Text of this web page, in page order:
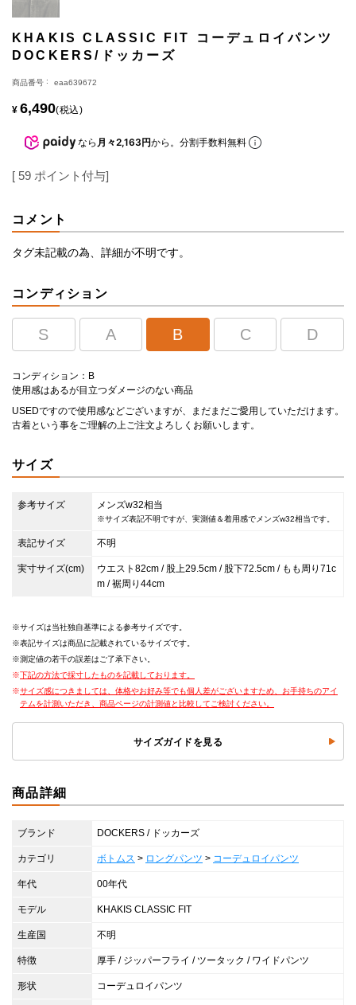
KHAKIS CLASSIC FIT コーデュロイパンツ
DOCKERS/ドッカーズ
商品番号 eaa639672
¥ 6,490 税込
なら 月々2,163円から。分割手数料無料
[ 59 ポイント付与]
コメント
タグ未記載の為、詳細が不明です。
コンディション
S A B C D
コンディション：B
使用感はあるが目立つダメージのない商品
USEDですので使用感などございますが、まだまだご愛用していただけます。
古着という事をご理解の上ご注文よろしくお願いします。
サイズ
参考サイズ メンズw32相当
※サイズ表記不明ですが、実測値＆着用感でメンズw32相当です。
表記サイズ 不明
実寸サイズ(cm)
ウエスト82cm / 股上29.5cm / 股下72.5cm / もも周り71c
m / 裾周り44cm
サイズは当社独自基準による参考サイズです。
表記サイズは商品に記載されているサイズです。
測定値の若干の誤差はご了承下さい。
下記の方法で採寸したものを記載しております。
サイズ感につきましては、体格やお好み等でも個人差がございますため、お手持ちのアイ
テムを計測いただき、商品ページの計測値と比較してご検討ください。
サイズガイドを見る
商品詳細
ブランド DOCKERS / ドッカーズ
カテゴリ ボトムス > ロングパンツ > コーデュロイパンツ
年代 00年代
モデル KHAKIS CLASSIC FIT
生産国 不明
特徴 厚手 / ジッパーフライ / ツータック / ワイドパンツ
形状 コーデュロイパンツ